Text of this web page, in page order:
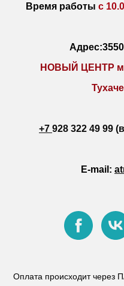
Время работы с
НОВЫЙ ЦЕНТР
+7 928 322 49 99
E-mail:
Оплата происходит через